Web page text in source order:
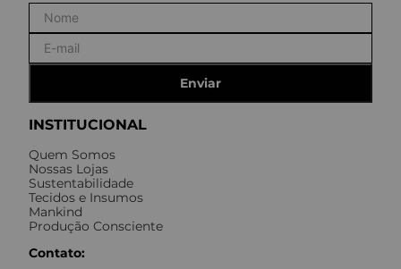
INSTITUCIONAL
Quem Somos
Nossas Lojas
Sustentabilidade
Tecidos e Insumos
Mankind
Produção Consciente
Contato:
Enviar